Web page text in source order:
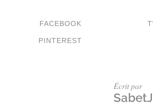
FACEBOOK
PINTEREST
Écrit par